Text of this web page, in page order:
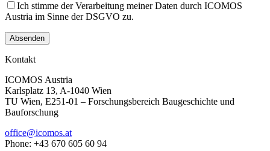
Ich stimme der Verarbeitung meiner Daten durch ICOMOS
Austria im Sinne der DSGVO zu.
Kontakt
ICOMOS Austria
Karlsplatz 13, A-1040 Wien
TU Wien, E251-01 – Forschungsbereich Baugeschichte und
Bauforschung
office@icomos.at
Phone: +43 670 605 60 94